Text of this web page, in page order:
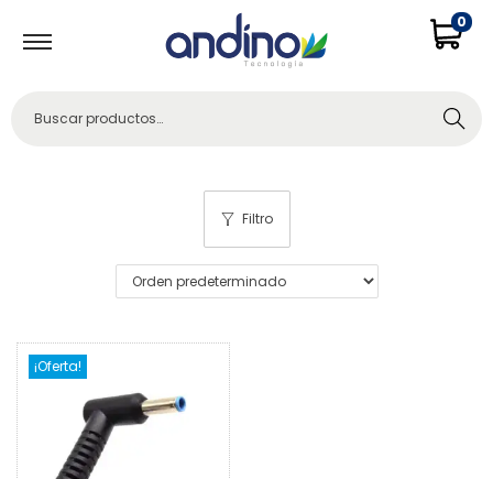
0
Buscar
Filtro
¡Oferta!